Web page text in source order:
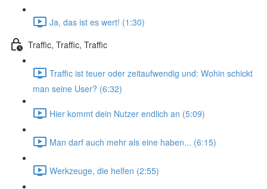
Ja, das ist es wert! (1:30)
Traffic, Traffic, Traffic
Traffic ist teuer oder zeitaufwendig und: Wohin schickt
man seine User? (6:32)
Hier kommt dein Nutzer endlich an (5:09)
Man darf auch mehr als eine haben... (6:15)
Werkzeuge, die helfen (2:55)